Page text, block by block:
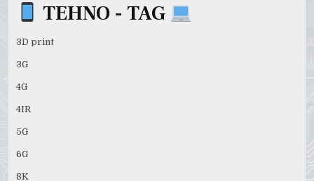
TEHNO - TAG
3D print
3G
4G
4IR
5G
6G
8K